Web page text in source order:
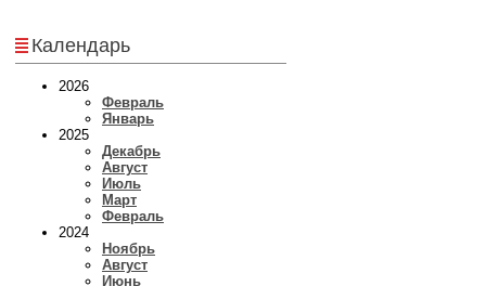
Календарь
2026
Февраль
Январь
2025
Декабрь
Август
Июль
Март
Февраль
2024
Ноябрь
Август
Июнь